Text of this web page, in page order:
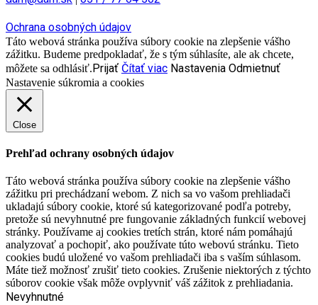
Ochrana osobných údajov
Táto webová stránka používa súbory cookie na zlepšenie vášho
zážitku. Budeme predpokladať, že s tým súhlasíte, ale ak chcete,
môžete sa odhlásiť.Prijať Čítať viac Nastavenia Odmietnuť
Nastavenie súkromia a cookies
Close
Prehľad ochrany osobných údajov
Táto webová stránka používa súbory cookie na zlepšenie vášho
zážitku pri prechádzaní webom. Z nich sa vo vašom prehliadači
ukladajú súbory cookie, ktoré sú kategorizované podľa potreby,
pretože sú nevyhnutné pre fungovanie základných funkcií webovej
stránky. Používame aj cookies tretích strán, ktoré nám pomáhajú
analyzovať a pochopiť, ako používate túto webovú stránku. Tieto
cookies budú uložené vo vašom prehliadači iba s vaším súhlasom.
Máte tiež možnosť zrušiť tieto cookies. Zrušenie niektorých z týchto
súborov cookie však môže ovplyvniť váš zážitok z prehliadania.
Nevyhnutné